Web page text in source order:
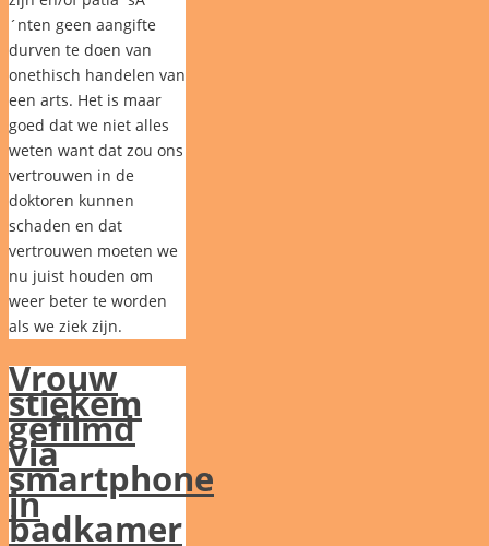
´nten geen aangifte
durven te doen van
onethisch handelen van
een arts. Het is maar
goed dat we niet alles
weten want dat zou ons
vertrouwen in de
doktoren kunnen
schaden en dat
vertrouwen moeten we
nu juist houden om
weer beter te worden
als we ziek zijn.
Vrouw
stiekem
gefilmd
via
smartphone
in
badkamer